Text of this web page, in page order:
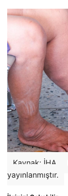
Kaynak: İHA
yayınlanmıştır.